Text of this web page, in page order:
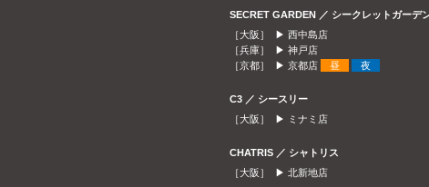
SECRET GARDEN ／ シークレットガーデ
［大阪］ ▶ 西中島店
［兵庫］ ▶ 神戸店
［京都］ ▶ 京都店 昼 夜
C3 ／ シースリー
［大阪］ ▶
ミナミ店
CHATRIS ／ シャトリス
［大阪］ ▶ 北新地店